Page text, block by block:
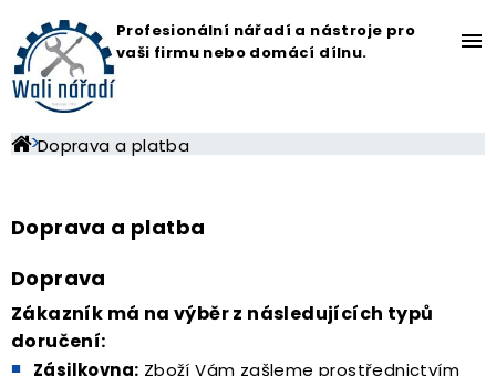
Profesionální nářadí a nástroje pro
vaši firmu nebo domácí dílnu.
Doprava a platba
Doprava a platba
Doprava
Zákazník má na výběr z následujících typů
doručení:
Zásilkovna: Zboží Vám zašleme prostřednictvím
menu